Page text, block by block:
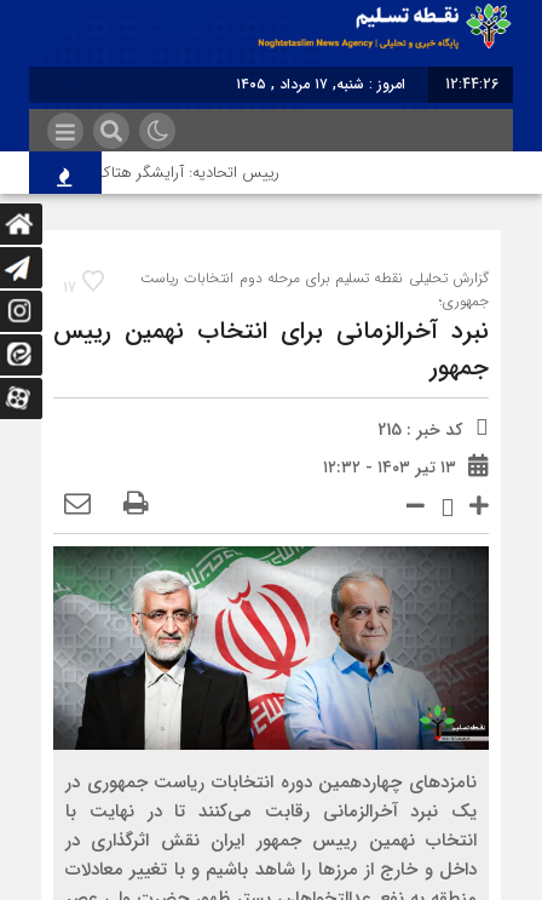
12:44:26
امروز : شنبه, ۱۷ مرداد , ۱۴۰۵
رییس اتحادیه: آرایشگر هتاک در قزوین عضو
17
گزارش تحلیلی نقطه تسلیم برای مرحله دوم انتخابات ریاست
جمهوری؛
نبرد آخرالزمانی برای انتخاب نهمین رییس
جمهور
کد خبر : 215
۱۳ تیر ۱۴۰۳ - ۱۲:۳۲
نامزدهای چهاردهمین دوره انتخابات ریاست جمهوری در
یک نبرد آخرالزمانی رقابت می‌کنند تا در نهایت با
انتخاب نهمین رییس جمهور ایران نقش اثرگذاری در
داخل و خارج از مرزها را شاهد باشیم و با تغییر معادلات